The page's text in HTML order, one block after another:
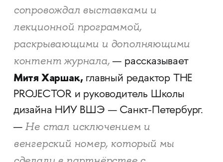
сопровождал выставками и
лекционной программой,
раскрывающими и дополняющими
контент журнала,— рассказывает
Митя Харшак,главный редактор THE
PROJECTOR и руководитель Школы
дизайна НИУ ВШЭ — Санкт-Петербург.
— Не стал исключением и
венгерский номер, который мы